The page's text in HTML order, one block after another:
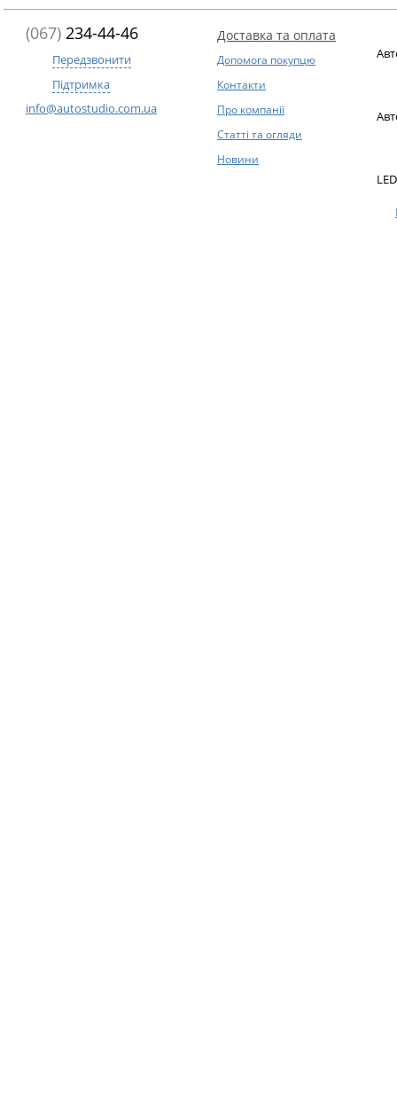
(067) 234-44-46
Передзвонити
Підтримка
info@autostudio.com.ua
Доставка та оплата
Допомога покупцю
Контакти
Про компанії
Статті та огляди
Новини